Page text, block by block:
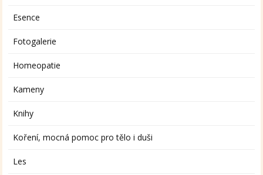
Esence
Fotogalerie
Homeopatie
Kameny
Knihy
Koření, mocná pomoc pro tělo i duši
Les